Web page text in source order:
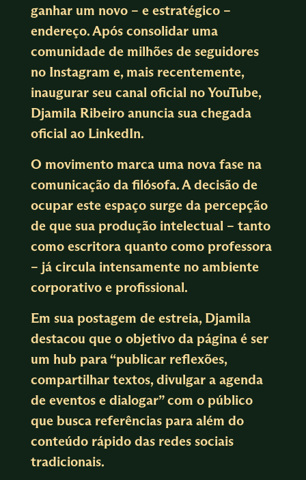
ganhar um novo – e estratégico –
endereço. Após consolidar uma
comunidade de milhões de seguidores
no Instagram e, mais recentemente,
inaugurar seu canal oficial no YouTube,
Djamila Ribeiro anuncia sua chegada
oficial ao LinkedIn.
O movimento marca uma nova fase na
comunicação da filósofa. A decisão de
ocupar este espaço surge da percepção
de que sua produção intelectual – tanto
como escritora quanto como professora
– já circula intensamente no ambiente
corporativo e profissional.
Em sua postagem de estreia, Djamila
destacou que o objetivo da página é ser
um hub para “publicar reflexões,
compartilhar textos, divulgar a agenda
de eventos e dialogar” com o público
que busca referências para além do
conteúdo rápido das redes sociais
tradicionais.